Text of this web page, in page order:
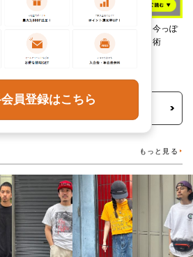
！028
柄ワンピースは夏の切り札、今っぽ
く着るレイヤード＆ミックス術
クス・特集をもっと見る
もっと見る
員登録はこちら